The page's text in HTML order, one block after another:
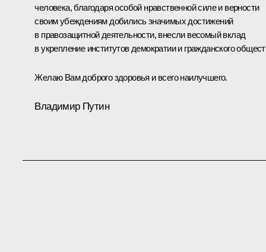
человека, благодаря особой нравственной силе и верности
своим убеждениям добились значимых достижений
в правозащитной деятельности, внесли весомый вклад
в укрепление институтов демократии и гражданского
Желаю Вам доброго здоровья и всего наилучшего.
Владимир Путин